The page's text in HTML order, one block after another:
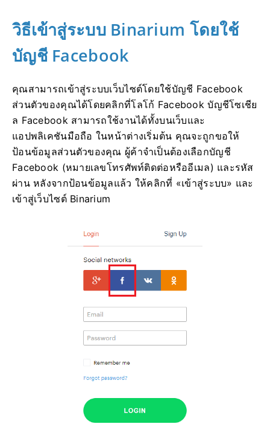
วิธีเข้าสู่ระบบ Binarium โดยใช้
บัญชี Facebook
คุณสามารถเข้าสู่ระบบเว็บไซต์โดยใช้บัญชี Facebook
ส่วนตัวของคุณได้โดยคลิกที่โลโก้ Facebook บัญชีโซเชีย
ล Facebook สามารถใช้งานได้ทั้งบนเว็บและ
แอปพลิเคชันมือถือ ในหน้าต่างเริ่มต้น คุณจะถูกขอให้
ป้อนข้อมูลส่วนตัวของคุณ ผู้ค้าจำเป็นต้องเลือกบัญชี
Facebook (หมายเลขโทรศัพท์ติดต่อหรืออีเมล) และรหัส
ผ่าน หลังจากป้อนข้อมูลแล้ว ให้คลิกที่ «เข้าสู่ระบบ» และ
เข้าสู่เว็บไซต์ Binarium